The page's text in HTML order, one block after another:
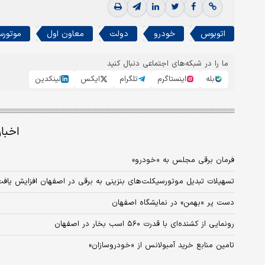
اتوبوس خودرو دولت معاون اول
ما را در شبکه‌های اجتماعی دنبال کنید
بله
اینستاگرم تلگرام ایکس لینکدین
فرمان برقی مجلس به «خودرو»
تسهیلات تبدیل موتورسیکلت‌های بنزینی به برقی در اصفهان افزایش
دست پر «بهمن» در نمایشگاه اصفهان
رونمایی از کشنده‌ای با قدرت ۵۶۰ اسب بخار در اصفهان
تامین منابع خرید آمبولانس از «خودروسازان»